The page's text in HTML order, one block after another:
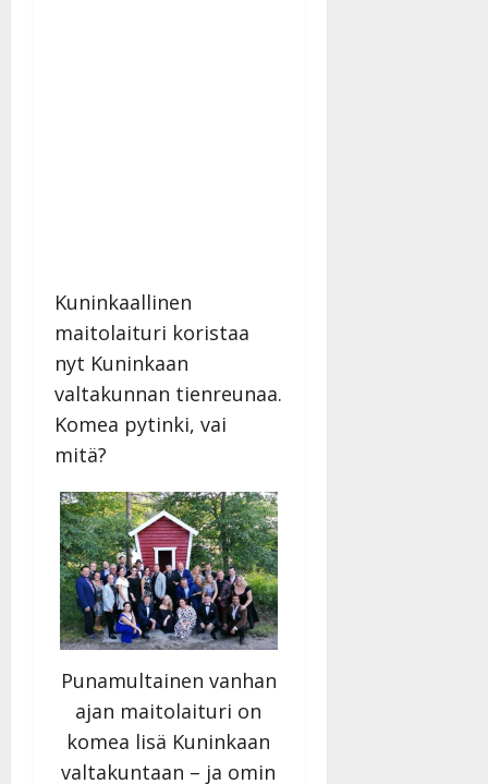
Kuninkaallinen
maitolaituri koristaa
nyt Kuninkaan
valtakunnan tienreunaa.
Komea pytinki, vai
mitä?
Punamultainen vanhan
ajan maitolaituri on
komea lisä Kuninkaan
valtakuntaan – ja omin